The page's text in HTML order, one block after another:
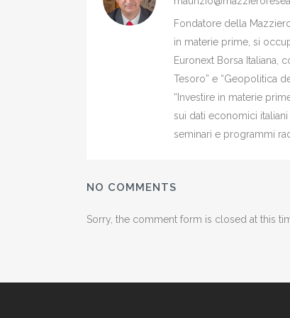
Fondatore della
in materie prime, si
Euronext Borsa Italiana,
Tesoro” e “Geopolitica
“Investire in materie
sui dati economici
seminari e programmi
NO COMMENTS
Sorry, the comment form is closed at this